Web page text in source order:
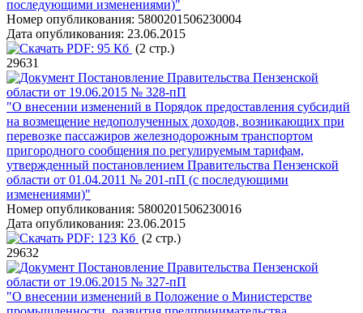
последующими изменениями)"
Номер опубликования: 5800201506230004
Дата опубликования: 23.06.2015
PDF: 95 Кб (2 стр.)
29631
Постановление Правительства Пензенской
области от 19.06.2015 № 328-пП
"О внесении изменений в Порядок предоставления субсидий
на возмещение недополученных доходов, возникающих при
перевозке пассажиров железнодорожным транспортом
пригородного сообщения по регулируемым тарифам,
утвержденный постановлением Правительства Пензенской
области от 01.04.2011 № 201-пП (с последующими
изменениями)"
Номер опубликования: 5800201506230016
Дата опубликования: 23.06.2015
PDF: 123 Кб (2 стр.)
29632
Постановление Правительства Пензенской
области от 19.06.2015 № 327-пП
"О внесении изменений в Положение о Министерстве